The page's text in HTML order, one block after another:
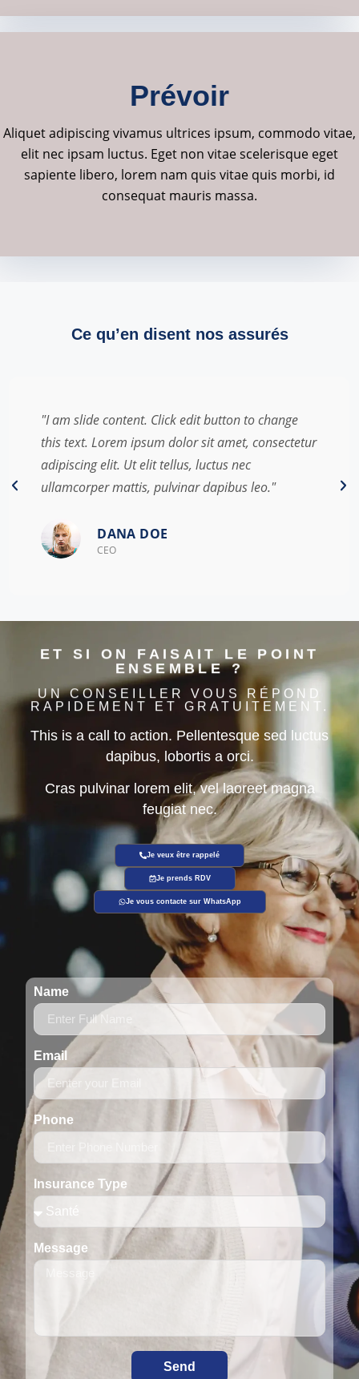
Prévoir
Aliquet adipiscing vivamus ultrices ipsum, commodo vitae,
elit nec ipsam luctus. Eget non vitae scelerisque eget
sapiente libero, lorem nam quis vitae quis morbi, id
consequat mauris massa.
ipsum, commodo vitae, elit nec
ipsam luctus.
Ce qu’en disent nos assurés
"I am slide content. Click edit button to change
this text. Lorem ipsum dolor sit amet, consectetur
adipiscing elit. Ut elit tellus, luctus nec
ullamcorper mattis, pulvinar dapibus leo."
JOHN DOE
CEO
ET SI ON FAISAIT LE POINT
ENSEMBLE ?
UN CONSEILLER VOUS RÉPOND
RAPIDEMENT ET GRATUITEMENT.
This is a call to action. Pellentesque sed luctus
dapibus, lobortis a orci.
Cras pulvinar lorem elit, vel laoreet magna
feugiat nec.
Je veux être rappelé
Je prends RDV
Je vous contacte sur WhatsApp
Name
Email
Phone
Insurance Type
Message
Send